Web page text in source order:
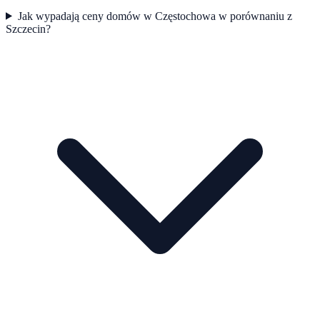
Jak wypadają ceny domów w Częstochowa w porównaniu z
Szczecin?